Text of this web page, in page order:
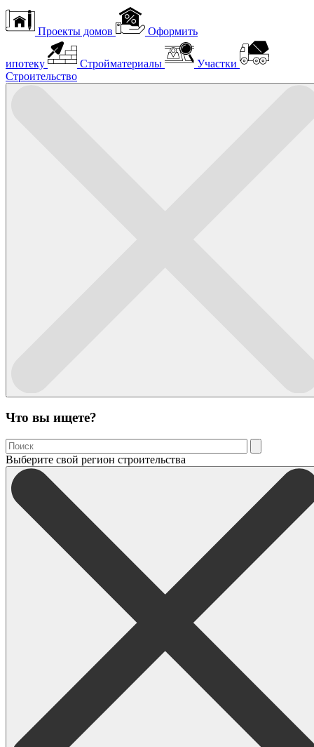
Проекты домов Оформить
ипотеку Стройматериалы
Участки
Строительство
Что вы ищете?
Выберите свой регион строительства